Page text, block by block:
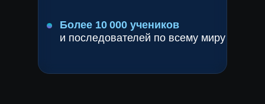
Более 10 000 учеников
и последователей по всему миру